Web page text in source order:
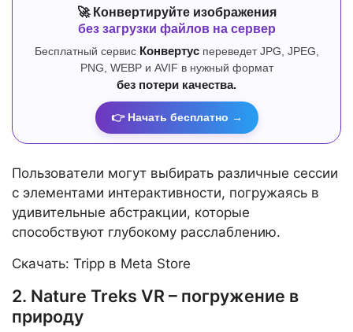
🚀 Конвертируйте изображения
без загрузки файлов на сервер
Бесплатный сервис Конвертуспереведет JPG, JPEG,
PNG, WEBP и AVIF в нужный формат
без потери качества.
👉 Начать бесплатно →
Пользователи могут выбирать различные сессии
с элементами интерактивности, погружаясь в
удивительные абстракции, которые
способствуют глубокому расслаблению.
Скачать: Tripp в Meta Store
2. Nature Treks VR – погружение в
природу